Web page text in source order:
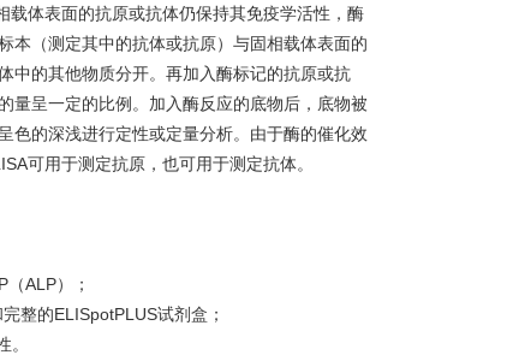
体表面的抗原或抗体仍保持其免疫学活性，酶
本（测定其中的抗体或抗原）与固相载体表面的
中的其他物质分开。再加入酶标记的抗原或抗
量呈一定的比例。加入酶反应的底物后，底物被
色的深浅进行定性或定量分析。由于酶的催化效
可用于测定抗原，也可用于测定抗体。
ALP）；
整的ELISpotPLUS试剂盒；